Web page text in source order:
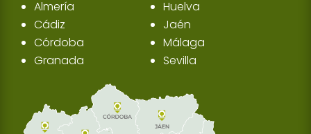
Almería
Cádiz
Córdoba
Granada
Huelva
Jaén
Málaga
Sevilla